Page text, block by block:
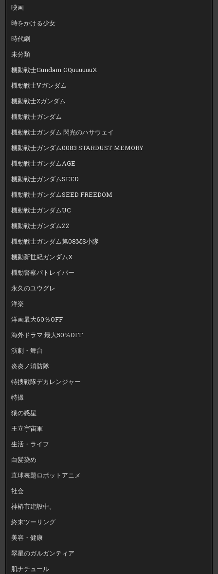
映画
時をかける少女
時代劇
未分類
機動戦士Gundam GQuuuuuuX
機動戦士Vガンダム
機動戦士Zガンダム
機動戦士ガンダム
機動戦士ガンダム 閃光のハサウェイ
機動戦士ガンダム0083 STARDUST MEMORY
機動戦士ガンダムAGE
機動戦士ガンダムSEED
機動戦士ガンダムSEED FREEDOM
機動戦士ガンダムUC
機動戦士ガンダムZZ
機動戦士ガンダム第08MS小隊
機動新世紀ガンダムX
機動警察パトレイバー
永久のユウグレ
洋楽
洋画最大60％OFF
海外ドラマ 最大50％OFF
演劇・舞台
炎炎ノ消防隊
特捜戦隊デカレンジャー
特撮
猿の惑星
王立宇宙軍
生活・ライフ
白髪染め
直球表題ロボットアニメ
社会
神椿市建設中。
終末ツーリング
美容・健康
翠星のガルガンティア
肌ナチュール